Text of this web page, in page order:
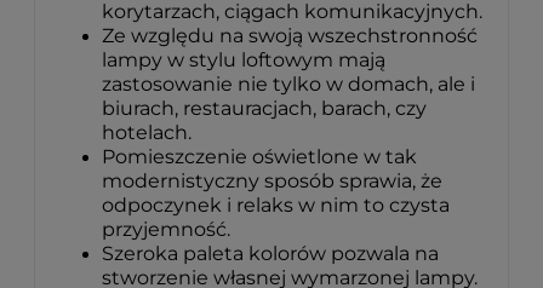
korytarzach, ciągach komunikacyjnych.
Ze względu na swoją wszechstronność
lampy w stylu loftowym mają
zastosowanie nie tylko w domach, ale i
biurach, restauracjach, barach, czy
hotelach.
Pomieszczenie oświetlone w tak
modernistyczny sposób sprawia, że
odpoczynek i relaks w nim to czysta
przyjemność.
Szeroka paleta kolorów pozwala na
stworzenie własnej wymarzonej lampy.